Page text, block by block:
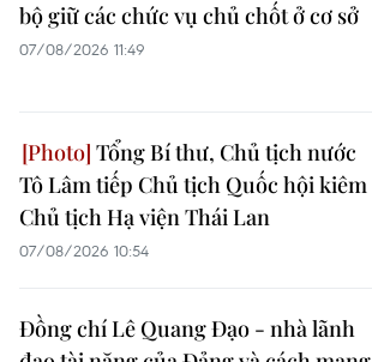
bộ giữ các chức vụ chủ chốt ở cơ sở
07/08/2026 11:49
Tổng Bí thư, Chủ tịch nước
Tô Lâm tiếp Chủ tịch Quốc hội kiêm
Chủ tịch Hạ viện Thái Lan
07/08/2026 10:54
Đồng chí Lê Quang Đạo - nhà lãnh